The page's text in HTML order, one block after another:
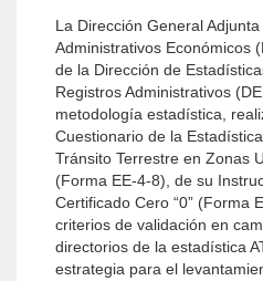
La Dirección General
Administrativos Económicos
de la Dirección de
Registros Administrativos
metodología estadística,
Cuestionario de la
Tránsito Terrestre en Zonas
(Forma EE-4-8), de su
Certificado Cero “0” (Forma
criterios de validación en
directorios de la estadística
estrategia para el